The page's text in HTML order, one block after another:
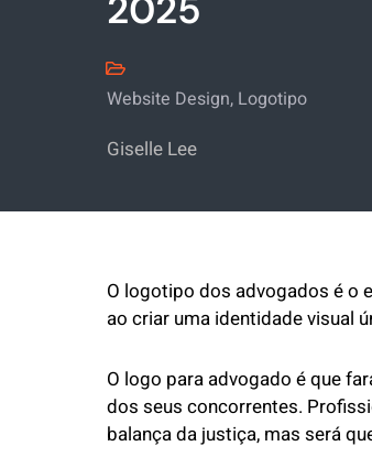
Website Design, Logotipo
Giselle Lee
O logotipo dos advogados é o
ao criar uma identidade visual
O logo para advogado é que
dos seus concorrentes.
balança da justiça, mas será
WhatsApp
Instagram
E-mail